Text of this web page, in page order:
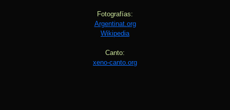
Fotografías:
Argentinat.org
Wikipedia
Canto:
xeno-canto.org